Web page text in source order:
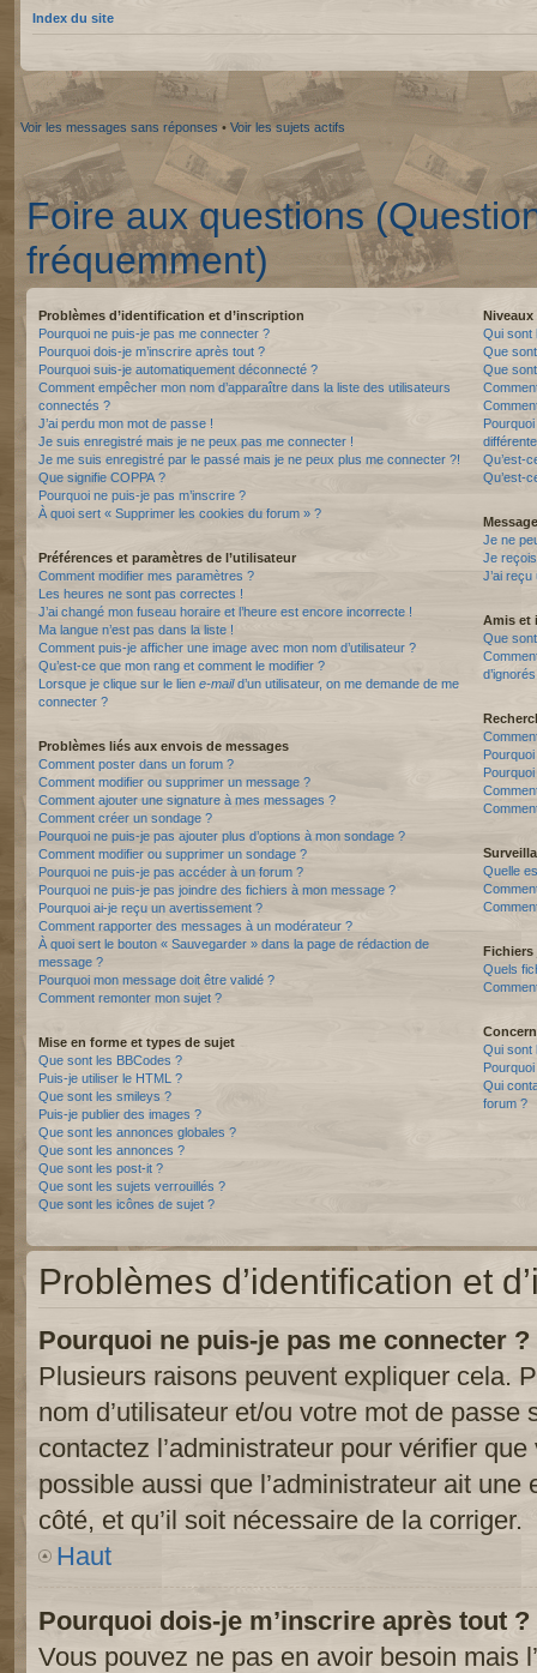
Index du site
Voir les messages sans réponses • Voir les sujets actifs
Foire aux questions
fréquemment)
Problèmes d’identification et d’inscription
Pourquoi ne puis-je pas me connecter ?
Pourquoi dois-je m’inscrire après tout ?
Pourquoi suis-je automatiquement déconnecté ?
Comment empêcher mon nom d’apparaître dans la liste des utilisateurs
connectés ?
J’ai perdu mon mot de passe !
Je suis enregistré mais je ne peux pas me connecter !
Je me suis enregistré par le passé mais je ne peux plus me connecter ?!
Que signifie COPPA ?
Pourquoi ne puis-je pas m’inscrire ?
À quoi sert « Supprimer les cookies du forum » ?
Préférences et paramètres de l’utilisateur
Comment modifier mes paramètres ?
Les heures ne sont pas correctes !
J’ai changé mon fuseau horaire et l’heure est encore incorrecte !
Ma langue n’est pas dans la liste !
Comment puis-je afficher une image avec mon nom d’utilisateur ?
Qu’est-ce que mon rang et comment le modifier ?
Lorsque je clique sur le lien e-maild’un utilisateur, on me demande de me
connecter ?
Problèmes liés aux envois de messages
Comment poster dans un forum ?
Comment modifier ou supprimer un message ?
Comment ajouter une signature à mes messages ?
Comment créer un sondage ?
Pourquoi ne puis-je pas ajouter plus d’options à mon sondage ?
Comment modifier ou supprimer un sondage ?
Pourquoi ne puis-je pas accéder à un forum ?
Pourquoi ne puis-je pas joindre des fichiers à mon message ?
Pourquoi ai-je reçu un avertissement ?
Comment rapporter des messages à un modérateur ?
À quoi sert le bouton « Sauvegarder » dans la page de rédaction de
message ?
Pourquoi mon message doit être validé ?
Comment remonter mon sujet ?
Mise en forme et types de sujet
Que sont les BBCodes ?
Puis-je utiliser le HTML ?
Que sont les smileys ?
Puis-je publier des images ?
Que sont les annonces globales ?
Que sont les annonces ?
Que sont les post-it ?
Que sont les sujets verrouillés ?
Que sont les icônes de sujet ?
Niveaux
Qui sont
Que
Que
Qu’est-
Qu’est-
Je ne
Je
J’ai
Amis et
Que
Quelle
Quels
Qui sont
Qui
forum ?
Problèmes d’identification et
Pourquoi ne puis-je pas me connecter ?
Plusieurs raisons peuvent expliquer cela.
nom d’utilisateur et/ou votre mot de passe
contactez l’administrateur pour vérifier
possible aussi que l’administrateur ait
côté, et qu’il soit nécessaire de la corriger.
Haut
Pourquoi dois-je m’inscrire après tout ?
Vous pouvez ne pas en avoir besoin mais